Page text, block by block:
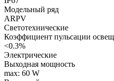
Модельный ряд
ARPV
Светотехнические
Коэффициент пульсации
<0.3%
Электрические
Выходная мощность
max: 60 W